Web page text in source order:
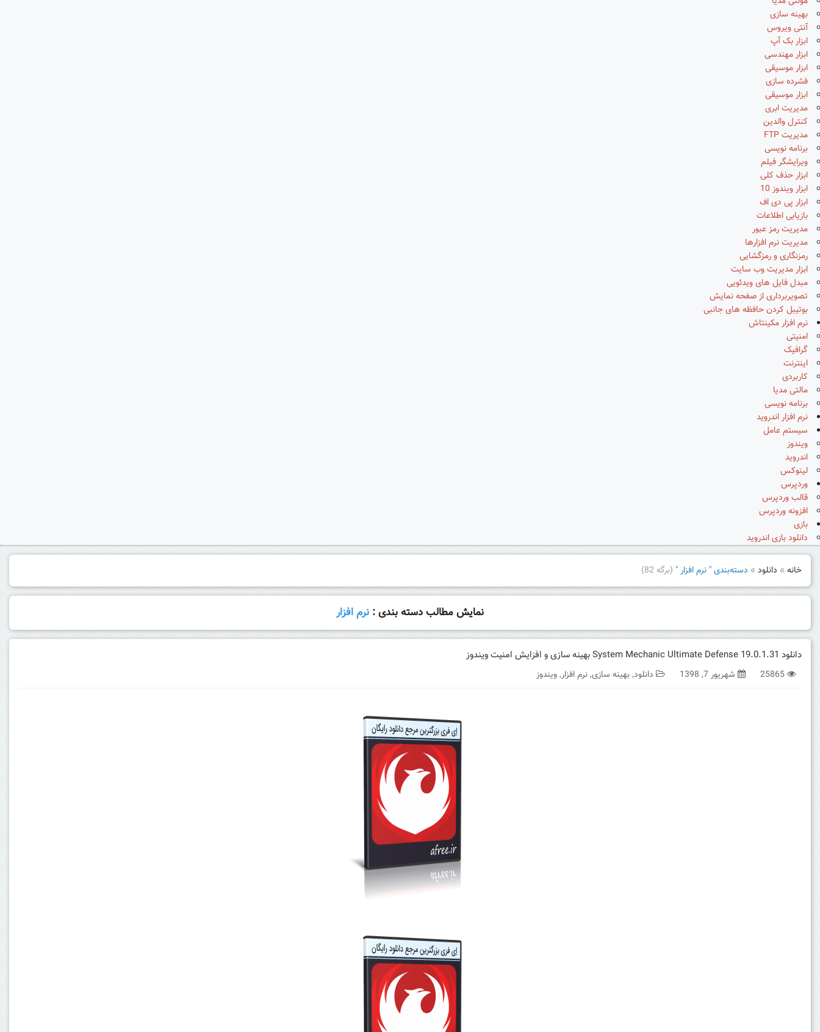
بهینه سازی
آنتی ویروس
ابزار بک آپ
ابزار مهندسی
ابزار موسیقی
فشرده سازی
ابزار موسیقی
مدیریت ابری
کنترل والدین
مدیریت FTP
برنامه نویسی
ویرایشگر فیلم
ابزار حذف کلی
ابزار ویندوز 10
ابزار پی دی اف
بازیابی اطلاعات
مدیریت رمز عبور
مدیریت نرم افزارها
رمزنگاری و رمزگشایی
ابزار مدیریت وب سایت
مبدل فایل های ویدئویی
تصویربرداری از صفحه نمایش
بوتیبل کردن حافظه های جانبی
نرم افزار مکینتاش
امنیتی
گرافیک
اینترنت
کاربردی
مالتی مدیا
برنامه نویسی
نرم افزار اندروید
سیستم عامل
ویندوز
اندروید
لینوکس
وردپرس
قالب وردپرس
افزونه وردپرس
بازی
دانلود بازی اندروید
خانه » دانلود » دسته‌بندی " نرم افزار " (برگه 82)
نمایش مطالب دسته بندی : نرم افزار
دانلود System Mechanic Ultimate Defense 19.0.1.31 بهینه سازی و افزایش امنیت ویندوز
25865 شهریور 7, 1398 دانلود,بهینه سازی,نرم افزار,ویندوز